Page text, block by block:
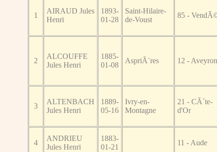
1
AIRAUD Jules
Henri
1893-
01-28
Saint-Hilaire-
de-Voust
85 -
2
ALCOUFFE
Jules Henri
1885-
01-08
AspriÃ¨res 12 - Aveyron
3
ALTENBACH
Jules Henri
1889-
05-16
Ivry-en-
Montagne
21 - CÃ´te-
d'Or
4
ANDRIEU
Jules Henri
1883-
01-21
11 - Aude